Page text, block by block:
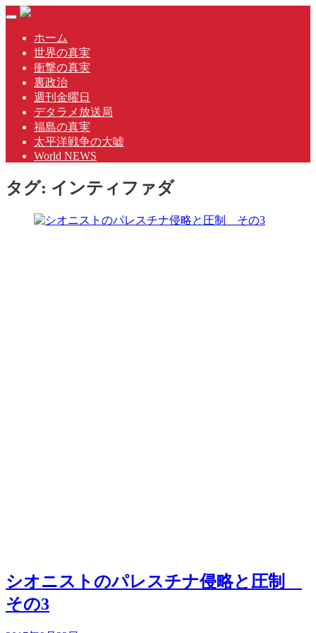
Skip
content
Toggle
navigationホーム
世界の真実
衝撃の真実
裏政治
週刊金曜日
デタラメ放送局
福島の真実
太平洋戦争の大嘘
World NEWS
タグ: インティファダ
シオニストのパレスチナ侵略と圧制
その3